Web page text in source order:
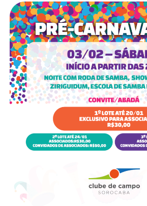
Pré-
Carnaval
2024
no
Clube
de
Campo
Sorocaba!